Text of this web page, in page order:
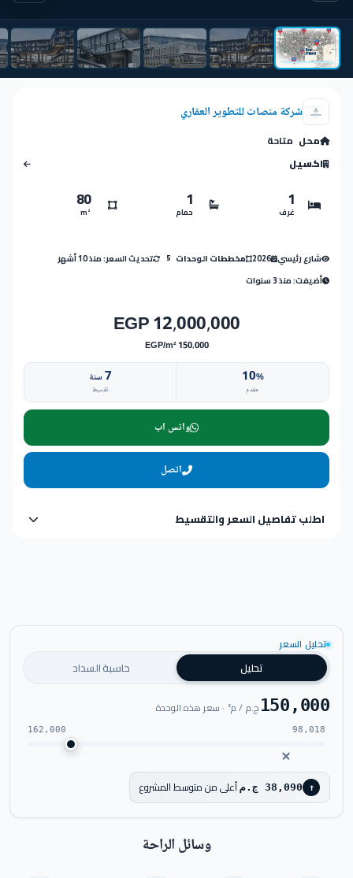
شركة منصات للتطوير العقاري
محل متاحة
اكسيل
1
غرف
1
حمام
80
m²
شارع رئيسي 2026 مخططات الوحدات 5
تحديث السعر: منذ 10 أشهر
أضيفت: منذ 3 سنوات
12,000,000 EGP
150,000 EGP/m²
10%
مقدم
7سنة
تقسيط
واتس اب
اتصل
اطلب تفاصيل السعر والتقسيط
تحليل السعر
تحليل حاسبة السداد
150,000ج.م / م² · سعر هذه الوحدة
98,018
162,000
↑ 38,090 ج.م أعلى من متوسط المشروع
وسائل الراحة